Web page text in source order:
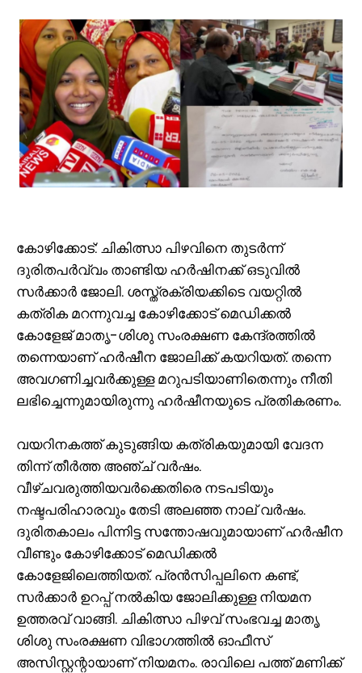
കോഴിക്കോട്: ചികിത്സാ പിഴവിനെ തുടർന്ന്
ദുരിതപർവ്വം താണ്ടിയ ഹർഷിനക്ക് ഒടുവിൽ
സർക്കാർ ജോലി. ശസ്ത്രക്രിയക്കിടെ വയറ്റിൽ
കത്രിക മറന്നുവച്ച കോഴിക്കോട് മെഡിക്കൽ
കോളേജ് മാതൃ-ശിശു സംരക്ഷണ കേന്ദ്രത്തിൽ
തന്നെയാണ് ഹർഷീന ജോലിക്ക് കയറിയത്. തന്നെ
അവഗണിച്ചവർക്കുള്ള മറുപടിയാണിതെന്നും നീതി
ലഭിച്ചെന്നുമായിരുന്നു ഹർഷീനയുടെ പ്രതികരണം.
വയറിനകത്ത് കുടുങ്ങിയ കത്രികയുമായി വേദന
തിന്ന് തീർത്ത അഞ്ച് വർഷം.
വീഴ്ചവരുത്തിയവർക്കെതിരെ നടപടിയും
നഷ്ടപരിഹാരവും തേടി അലഞ്ഞ നാല് വർഷം.
ദുരിതകാലം പിന്നിട്ട സന്തോഷവുമായാണ് ഹർഷീന
വീണ്ടും കോഴിക്കോട് മെഡിക്കൽ
കോളേജിലെത്തിയത്. പ്രൻസിപ്പലിനെ കണ്ട്,
സർക്കാർ ഉറപ്പ് നൽകിയ ജോലിക്കുള്ള നിയമന
ഉത്തരവ് വാങ്ങി. ചികിത്സാ പിഴവ് സംഭവച്ച മാതൃ
ശിശു സംരക്ഷണ വിഭാഗത്തിൽ ഓഫീസ്
അസിസ്റ്റന്റായാണ് നിയമനം. രാവിലെ പത്ത് മണിക്ക്